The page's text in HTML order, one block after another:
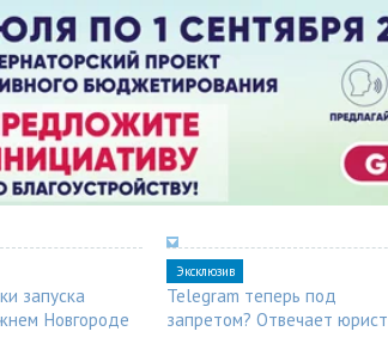
запуска
Новгороде
Эксклюзив
Telegram теперь под
запретом? Отвечает юрист